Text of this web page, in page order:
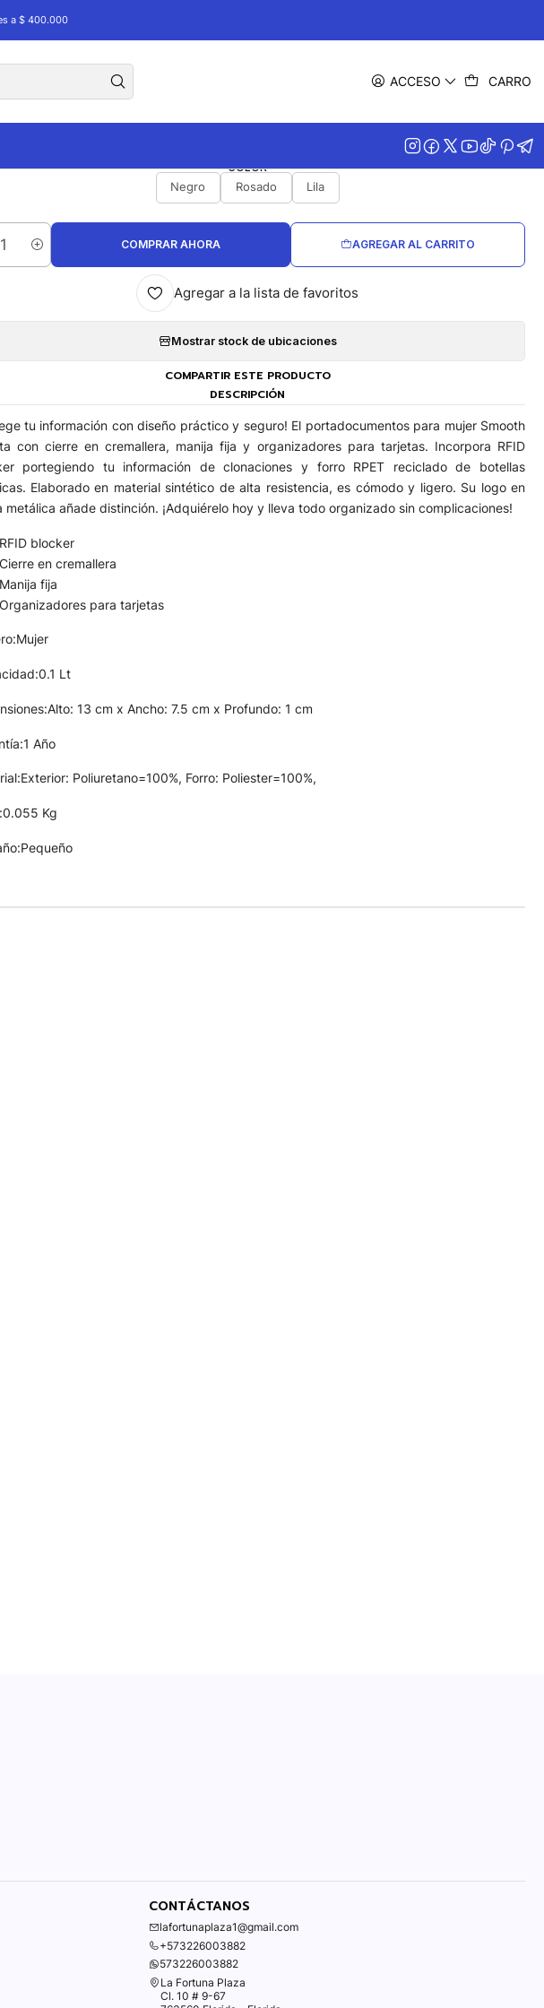
ACCESO CARRO
a $ 400.000
Totto Smooth con RFID
Blocker
COLOR
Negro
Rosado Lila
AGREGAR AL CARRITO
COMPRAR AHORA
Agregar a la lista de favoritos
Mostrar stock de ubicaciones
COMPARTIR ESTE PRODUCTO
DESCRIPCIÓN
tu información con diseño práctico y seguro! El portadocumentos para mujer Smooth
con cierre en cremallera, manija fija y organizadores para tarjetas. Incorpora RFID
portegiendo tu información de clonaciones y forro RPET reciclado de botellas
Elaborado en material sintético de alta resistencia, es cómodo y ligero. Su logo en
metálica añade distinción. ¡Adquiérelo hoy y lleva todo organizado sin complicaciones!
RFID blocker
Cierre en cremallera
Manija fija
Organizadores para tarjetas
Lt
13 cm x Ancho: 7.5 cm x Profundo: 1 cm
Año
Poliuretano=100%, Forro: Poliester=100%,
Kg
CONTÁCTANOS
lafortunaplaza1@gmail.com
+573226003882
573226003882
La Fortuna Plaza
Cl. 10 # 9-67